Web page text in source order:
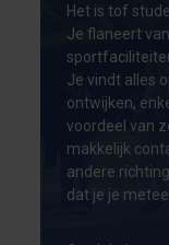
Het is tof
Je flaneert
Je vindt alles
ontwijken,
voordeel van
makkelijk
andere
dat je je